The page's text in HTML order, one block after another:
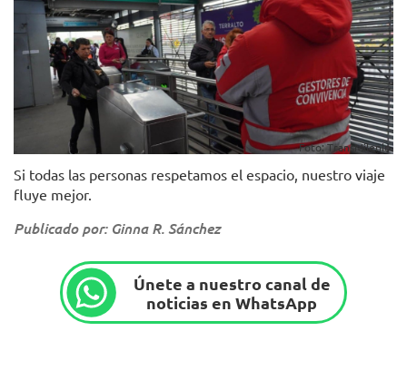
Foto: TransMilenio.
Si todas las personas respetamos el espacio, nuestro viaje
fluye mejor.
Publicado por: Ginna R. Sánchez
Únete a nuestro canal de
noticias en WhatsApp